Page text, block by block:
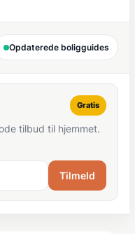
Opdaterede boligguides
Gratis
tilbud til hjemmet.
Tilmeld